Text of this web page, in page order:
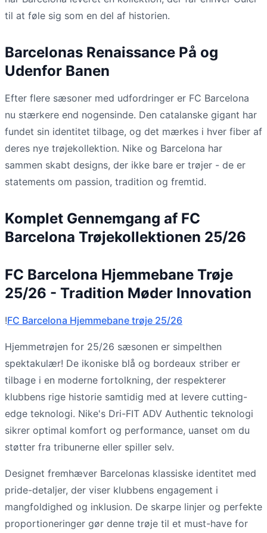
til at føle sig som en del af historien.
Barcelonas Renaissance På og
Udenfor Banen
Efter flere sæsoner med udfordringer er FC Barcelona
nu stærkere end nogensinde. Den catalanske gigant har
fundet sin identitet tilbage, og det mærkes i hver fiber af
deres nye trøjekollektion. Nike og Barcelona har
sammen skabt designs, der ikke bare er trøjer - de er
statements om passion, tradition og fremtid.
Komplet Gennemgang af FC
Barcelona Trøjekollektionen 25/26
FC Barcelona Hjemmebane Trøje
25/26 - Tradition Møder Innovation
!FC Barcelona Hjemmebane trøje 25/26
Hjemmetrøjen for 25/26 sæsonen er simpelthen
spektakulær! De ikoniske blå og bordeaux striber er
tilbage i en moderne fortolkning, der respekterer
klubbens rige historie samtidig med at levere cutting-
edge teknologi. Nike's Dri-FIT ADV Authentic teknologi
sikrer optimal komfort og performance, uanset om du
støtter fra tribunerne eller spiller selv.
Designet fremhæver Barcelonas klassiske identitet med
pride-detaljer, der viser klubbens engagement i
mangfoldighed og inklusion. De skarpe linjer og perfekte
proportioneringer gør denne trøje til et must-have for